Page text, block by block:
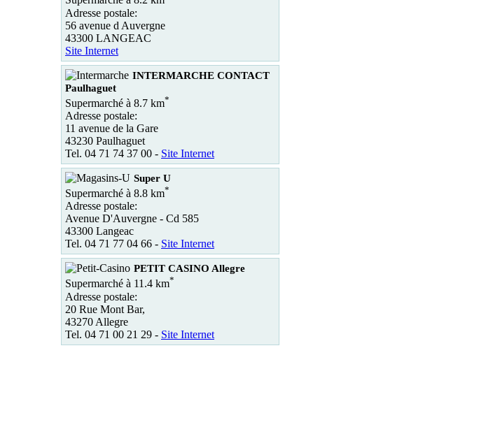
Adresse postale:
56 avenue d Auvergne
43300 LANGEAC
Site Internet
INTERMARCHE CONTACT
Paulhaguet
Supermarché à 8.7 km*
Adresse postale:
11 avenue de la Gare
43230 Paulhaguet
Tel. 04 71 74 37 00 - Site Internet
Super U
Supermarché à 8.8 km*
Adresse postale:
Avenue D'Auvergne - Cd 585
43300 Langeac
Tel. 04 71 77 04 66 - Site Internet
PETIT CASINO Allegre
Supermarché à 11.4 km*
Adresse postale:
20 Rue Mont Bar,
43270 Allegre
Tel. 04 71 00 21 29 - Site Internet